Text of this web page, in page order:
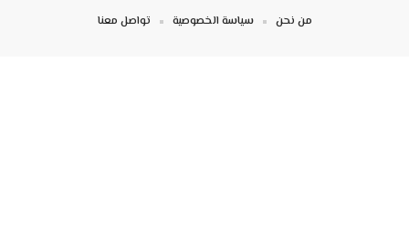
من نحن سياسة الخصوصية تواصل معنا